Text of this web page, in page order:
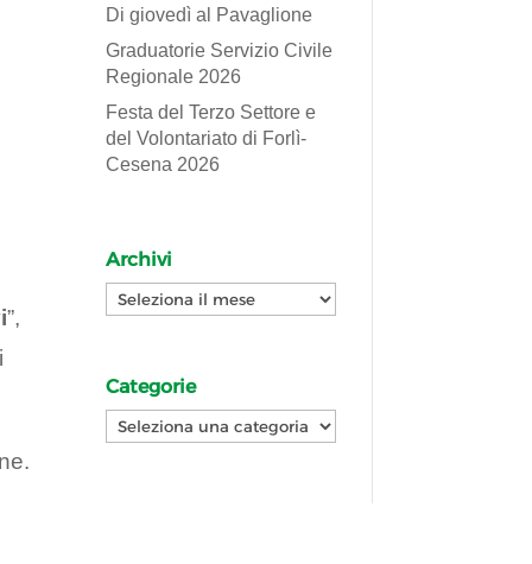
”,
Di giovedì al Pavaglione
Graduatorie Servizio Civile
Regionale 2026
Festa del Terzo Settore e
del Volontariato di Forlì-
Cesena 2026
Archivi
Archivi
Categorie
Categorie